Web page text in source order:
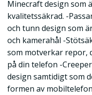
Minecraft design som
kvalitetssäkrad. -
och tunn design som
och kamerahål -
som motverkar repor,
på din telefon -
design samtidigt som
formen av